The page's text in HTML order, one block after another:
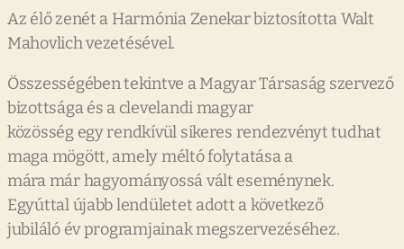
Az élő zenét a Harmónia Zenekar biztosította Walt
Mahovlich vezetésével.
Összességében tekintve a Magyar Társaság szervező
bizottsága és a clevelandi magyar
közösség egy rendkívül sikeres rendezvényt tudhat
maga mögött, amely méltó folytatása a
mára már hagyományossá vált eseménynek.
Egyúttal újabb lendületet adott a következő
jubiláló év programjainak megszervezéséhez.